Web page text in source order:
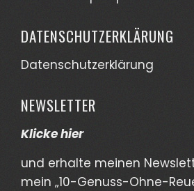
DATENSCHUTZERKLÄRUNG
Datenschutzerklärung
NEWSLETTER
Klicke hier
und erhalte meinen
mein „10-Genuss-Ohne-